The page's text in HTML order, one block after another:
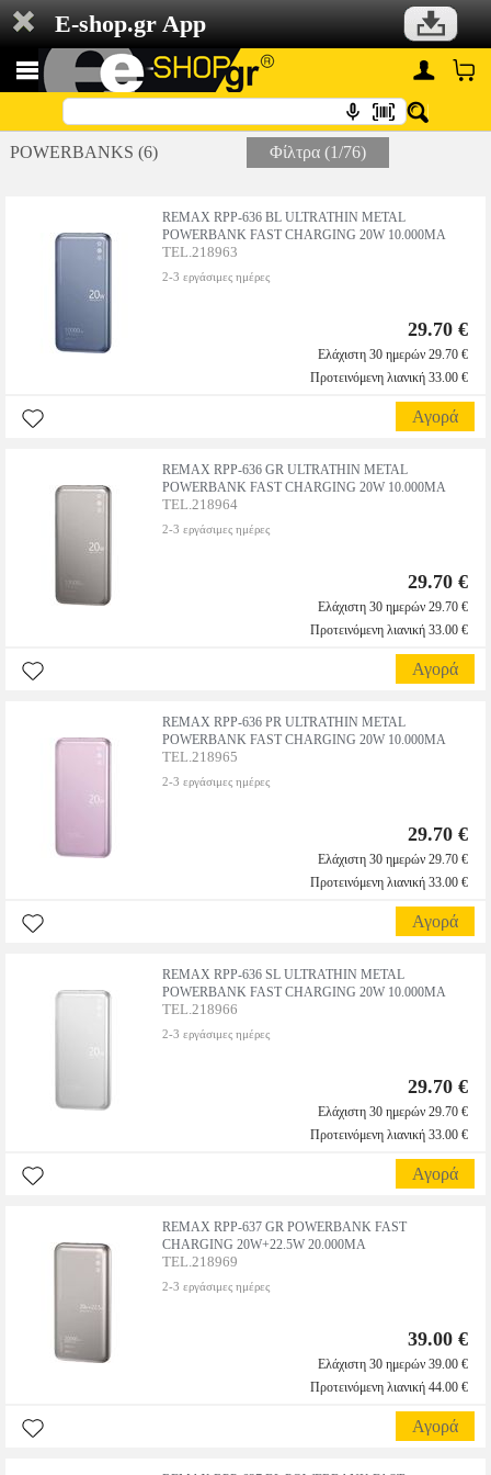
E-shop.gr App
POWERBANKS (6) Φίλτρα (1/76)
REMAX RPP-636 BL ULTRATHIN METAL
POWERBANK FAST CHARGING 20W 10.000MA
TEL.218963
2-3 εργάσιμες ημέρες
29.70 €
Ελάχιστη 30 ημερών 29.70 €
Προτεινόμενη λιανική 33.00 €
Αγορά
REMAX RPP-636 GR ULTRATHIN METAL
POWERBANK FAST CHARGING 20W 10.000MA
TEL.218964
2-3 εργάσιμες ημέρες
29.70 €
Ελάχιστη 30 ημερών 29.70 €
Προτεινόμενη λιανική 33.00 €
Αγορά
REMAX RPP-636 PR ULTRATHIN METAL
POWERBANK FAST CHARGING 20W 10.000MA
TEL.218965
2-3 εργάσιμες ημέρες
29.70 €
Ελάχιστη 30 ημερών 29.70 €
Προτεινόμενη λιανική 33.00 €
Αγορά
REMAX RPP-636 SL ULTRATHIN METAL
POWERBANK FAST CHARGING 20W 10.000MA
TEL.218966
2-3 εργάσιμες ημέρες
29.70 €
Ελάχιστη 30 ημερών 29.70 €
Προτεινόμενη λιανική 33.00 €
Αγορά
REMAX RPP-637 GR POWERBANK FAST
CHARGING 20W+22.5W 20.000MA
TEL.218969
2-3 εργάσιμες ημέρες
39.00 €
Ελάχιστη 30 ημερών 39.00 €
Προτεινόμενη λιανική 44.00 €
Αγορά